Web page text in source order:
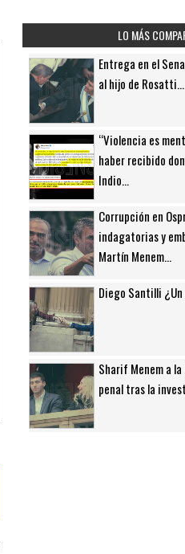
LO MÁS
Entrega en el
al hijo de Rosatti...
“Violencia es
haber recibido
Indio...
Corrupción en
indagatorias y
Martín Menem...
Diego Santilli
Sharif Menem a
penal tras la